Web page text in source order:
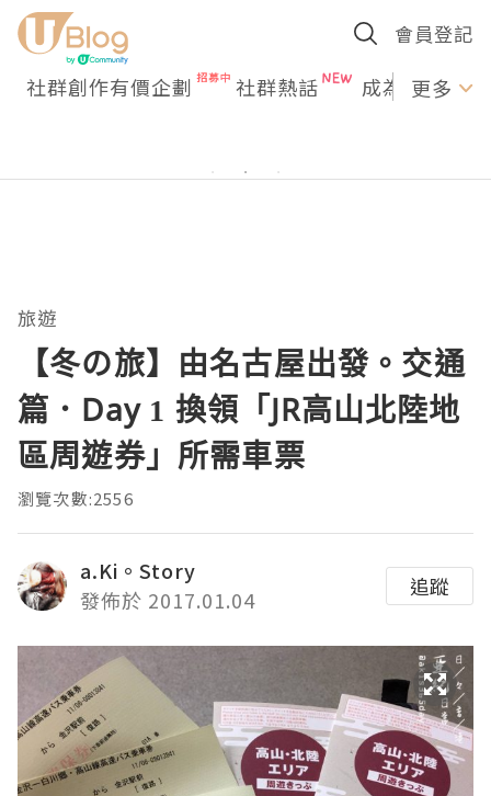
會員登記
社群創作有價企劃 社群熱話 成為U更多
旅遊
【冬の旅】由名古屋出發。交通
篇．Day 1 換領「JR高山北陸地
區周遊券」所需車票
瀏覽次數:2556
a.Ki。Story
發佈於 2017.01.04
追蹤